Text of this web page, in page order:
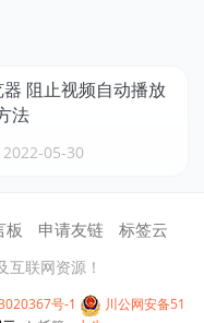
阻止视频自动播放
法
2022-05-30
板 申请友链 标签云
联网资源！
号-1
川公网安备51